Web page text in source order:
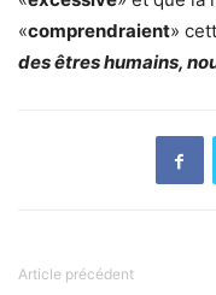
«comprendraient»
des êtres humains,
Article précédent